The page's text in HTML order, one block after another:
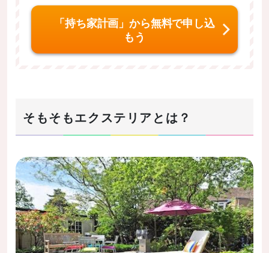
いくら掛かるのか
新築の場合の目安は建物の10～20%
重視する場所によって大きく異なる
テラス工事に掛かる費用の例
住宅ローンは使えるか
安く施工するためのコツ
予算を業者に開示して相談する
家本体とは別の業者に頼む
業者を厳選する
できるところは自分でやる
「持ち家計画」から無料で申し込
もう
そもそもエクステリアとは？